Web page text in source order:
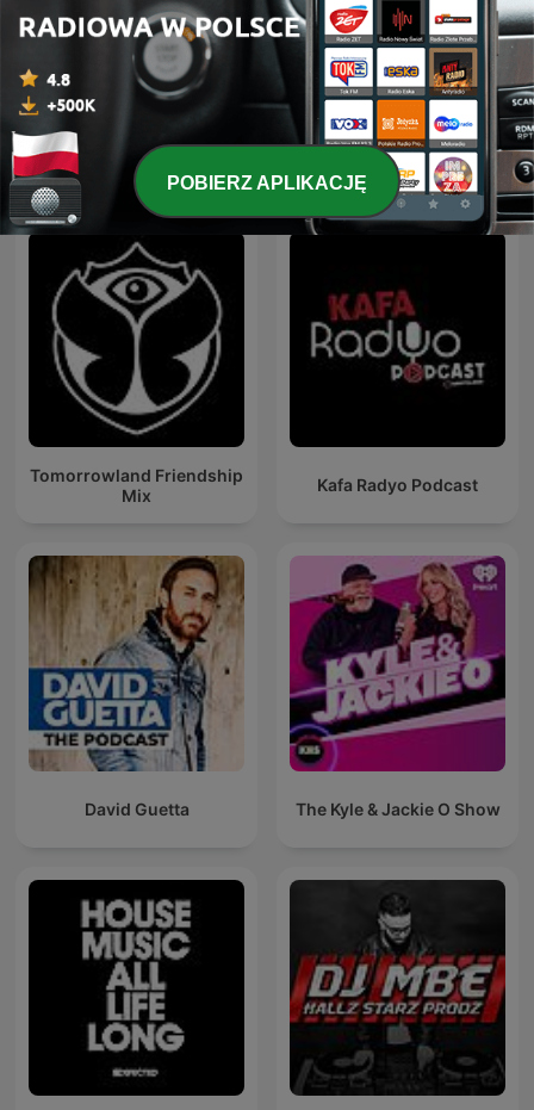
Trance Planet ATB Music
Międzynarodowe podcasty: Muzyka
Tomorrowland Friendship
Mix
Kafa Radyo Podcast
David Guetta The Kyle & Jackie O Show
POBIERZ APLIKACJĘ